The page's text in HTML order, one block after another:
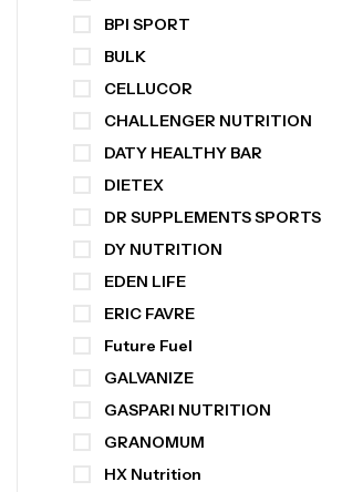
BPI SPORT
BULK
CELLUCOR
CHALLENGER NUTRITION
DATY HEALTHY BAR
DIETEX
DR SUPPLEMENTS SPORTS
DY NUTRITION
EDEN LIFE
ERIC FAVRE
Future Fuel
GALVANIZE
GASPARI NUTRITION
GRANOMUM
HX Nutrition